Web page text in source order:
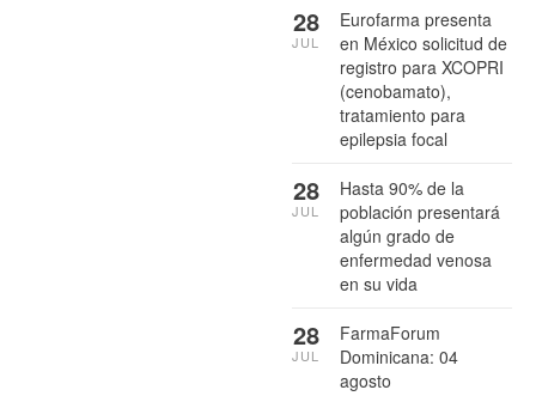
Eurofarma presenta
en México solicitud de
registro para XCOPRI
(cenobamato),
tratamiento para
epilepsia focal
28
JUL
Hasta 90% de la
población presentará
algún grado de
enfermedad venosa
en su vida
28
JUL
FarmaForum
Dominicana: 04
agosto
28
JUL